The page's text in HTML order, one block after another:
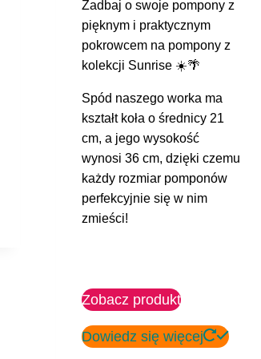
Zadbaj o swoje pompony z
pięknym i praktycznym
pokrowcem na pompony z
kolekcji Sunrise ☀️🌴
Spód naszego worka ma
kształt koła o średnicy 21
cm, a jego wysokość
wynosi 36 cm, dzięki czemu
każdy rozmiar pomponów
perfekcyjnie się w nim
zmieści!
Zobacz produkt
Dowiedz się więcej